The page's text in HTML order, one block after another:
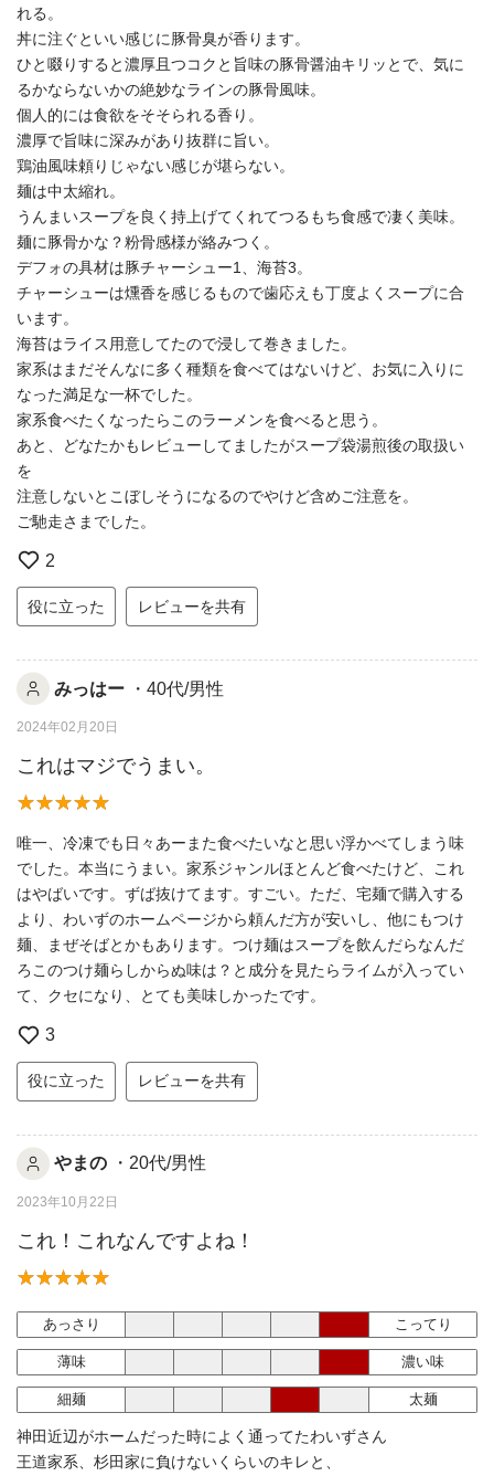
れる。
丼に注ぐといい感じに豚骨臭が香ります。
ひと啜りすると濃厚且つコクと旨味の豚骨醤油キリッとで、気に
るかならないかの絶妙なラインの豚骨風味。
個人的には食欲をそそられる香り。
濃厚で旨味に深みがあり抜群に旨い。
鶏油風味頼りじゃない感じが堪らない。
麺は中太縮れ。
うんまいスープを良く持上げてくれてつるもち食感で凄く美味。
麺に豚骨かな？粉骨感様が絡みつく。
デフォの具材は豚チャーシュー1、海苔3。
チャーシューは燻香を感じるもので歯応えも丁度よくスープに合
います。
海苔はライス用意してたので浸して巻きました。
家系はまだそんなに多く種類を食べてはないけど、お気に入りに
なった満足な一杯でした。
家系食べたくなったらこのラーメンを食べると思う。
あと、どなたかもレビューしてましたがスープ袋湯煎後の取扱い
を
注意しないとこぼしそうになるのでやけど含めご注意を。
ご馳走さまでした。
2
役に立った レビューを共有
みっはー ・40代/男性
2024年02月20日
これはマジでうまい。
唯一、冷凍でも日々あーまた食べたいなと思い浮かべてしまう味
でした。本当にうまい。家系ジャンルほとんど食べたけど、これ
はやばいです。ずば抜けてます。すごい。ただ、宅麺で購入する
より、わいずのホームページから頼んだ方が安いし、他にもつけ
麺、まぜそばとかもあります。つけ麺はスープを飲んだらなんだ
ろこのつけ麺らしからぬ味は？と成分を見たらライムが入ってい
て、クセになり、とても美味しかったです。
3
役に立った レビューを共有
やまの ・20代/男性
2023年10月22日
これ！これなんですよね！
あっさり こってり
薄味 濃い味
細麺 太麺
神田近辺がホームだった時によく通ってたわいずさん
王道家系、杉田家に負けないくらいのキレと、